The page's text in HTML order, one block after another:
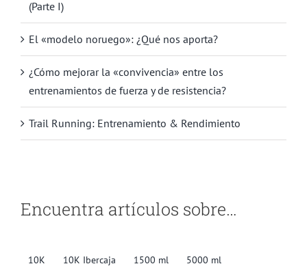
(Parte I)
El «modelo noruego»: ¿Qué nos aporta?
¿Cómo mejorar la «convivencia» entre los
entrenamientos de fuerza y de resistencia?
Trail Running: Entrenamiento & Rendimiento
Encuentra artículos sobre…
10K 10K Ibercaja 1500 ml
5000 ml